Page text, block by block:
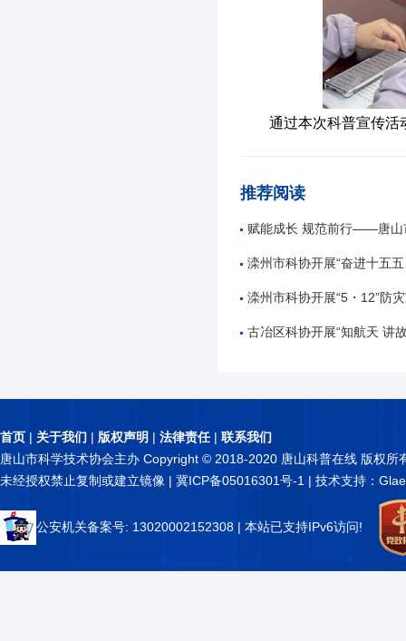
通过本次科普宣传活
推荐阅读
赋能成长 规范前行——唐山市公路学会举办公路工
滦州市科协开展“奋进十五五 科技谱新篇”全国
滦州市科协开展“5・12”防灾减
古冶区科协开展“知航天 讲故事 逐星辰——中国
首页 | 关于我们 | 版权声明 | 法律责任| 联系我们
唐山市科学技术协会主办 Copyright © 2018-2020 唐山科普在线 版权所
未经授权禁止复制或建立镜像 | 冀ICP备05016301号-1 | 技术支持：
公安机关备案号: 13020002152308 | 本站已支持IPv6访问!